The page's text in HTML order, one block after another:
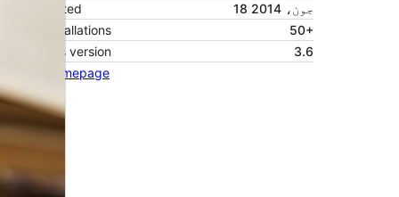
Last updated
18 جون، 2014
Active installations
50+
WordPress version
3.6
Theme homepage